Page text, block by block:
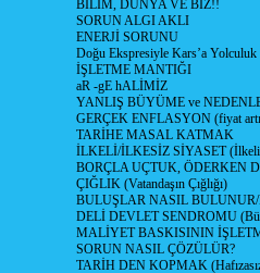
BİLİM, DÜNYA VE BİZ!!
SORUN ALGI AKLI
ENERJİ SORUNU
Doğu Ekspresiyle Kars’a Yolculuk
İŞLETME MANTIĞI
aR -gE hALİMİZ
YANLIŞ BÜYÜME ve
GERÇEK ENFLASYON (fiyat
TARİHE MASAL KATMAK
İLKELİ/İLKESİZ SİYASET
BORÇLA UÇTUK, ÖDERKEN
ÇIĞLIK (Vatandaşın Çığlığı)
BULUŞLAR NASIL
DELİ DEVLET SENDROMU
MALİYET BASKISININ
SORUN NASIL ÇÖZÜLÜR?
TARİH DEN KOPMAK